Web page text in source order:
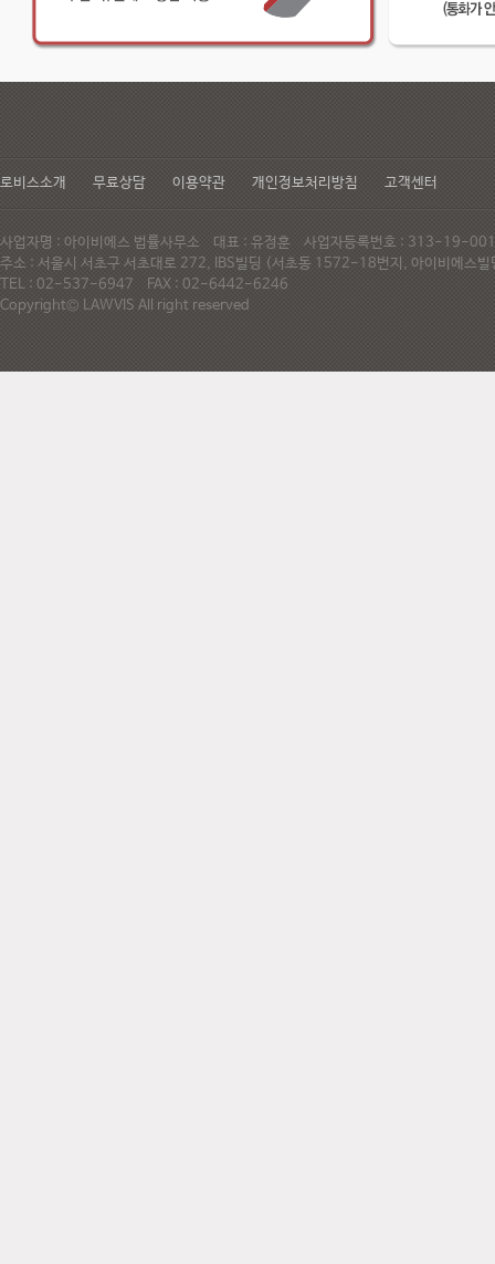
로비스소개 무료상담 이용약관 개인정보처리방침 고객센터
사업자명 : 아이비에스 법률사무소 대표 : 유정훈 사업자등록번호 : 313-19-
주소 : 서울시 서초구 서초대로 272, IBS빌딩 (서초동 1572-18번지, 아이비에스
TEL : 02-537-6947 FAX : 02-6442-6246
Copyright© LAWVIS All right reserved